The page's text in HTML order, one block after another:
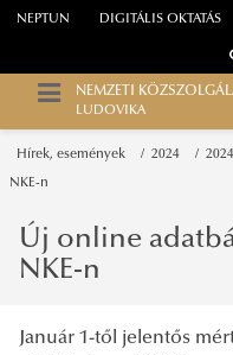
NEPTUN DIGITÁLIS OKTATÁS
NEMZETI
LUDOVIKA
Hírek, események 2024
NKE-n
Új online
NKE-n
Január 1-től jelentős